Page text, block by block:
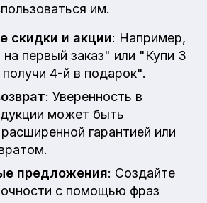
им.
скидки и акции: Например,
первый заказ" или "Купи 3
4-й в подарок".
: Уверенность в
может быть
гарантией или
предложения: Создайте
с помощью фраз